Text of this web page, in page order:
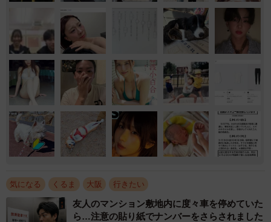
気になる くるま 大阪 行きたい
友人のマンション敷地内に度々車を停めていた
ら…注意の貼り紙でナンバーをさらされました